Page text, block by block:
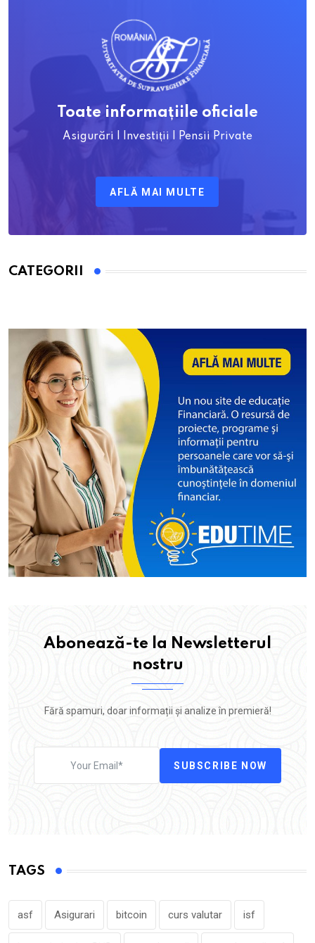
Toate informațiile oficiale
Asigurări | Investiții | Pensii Private
AFLĂ MAI MULTE
CATEGORII
Abonează-te la Newsletterul
nostru
Fără spamuri, doar informații și analize în premieră!
SUBSCRIBE NOW
TAGS
asf Asigurari bitcoin curs valutar isf